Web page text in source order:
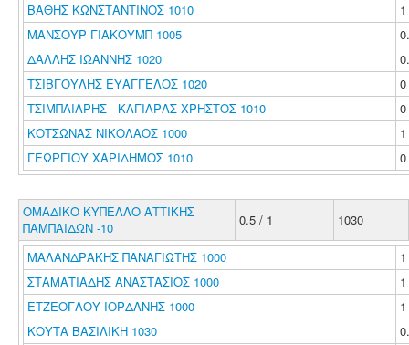
ΒΑΘΗΣ ΚΩΝΣΤΑΝΤΙΝΟΣ 1010
1
ΜΑΝΣΟΥΡ ΓΙΑΚΟΥΜΠ 1005
ΔΑΛΛΗΣ ΙΩΑΝΝΗΣ 1020
ΤΣΙΒΓΟΥΛΗΣ ΕΥΑΓΓΕΛΟΣ 1020
0
ΤΣΙΜΠΛΙΑΡΗΣ - ΚΑΓΙΑΡΑΣ ΧΡΗΣΤΟΣ 1010
0
ΚΟΤΣΩΝΑΣ ΝΙΚΟΛΑΟΣ 1000
1
ΓΕΩΡΓΙΟΥ ΧΑΡΙΔΗΜΟΣ 1010
0
ΟΜΑΔΙΚΟ ΚΥΠΕΛΛΟ ΑΤΤΙΚΗΣ
ΠΑΜΠΑΙΔΩΝ -10
0.5 / 1 1030
ΜΑΛΑΝΔΡΑΚΗΣ ΠΑΝΑΓΙΩΤΗΣ 1000
1
ΣΤΑΜΑΤΙΑΔΗΣ ΑΝΑΣΤΑΣΙΟΣ 1000
1
ΕΤΖΕΟΓΛΟΥ ΙΟΡΔΑΝΗΣ 1000
1
ΚΟΥΤΑ ΒΑΣΙΛΙΚΗ 1030